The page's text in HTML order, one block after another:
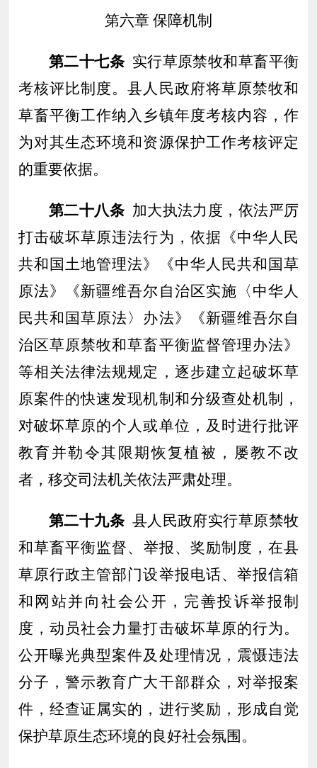
第六章 保障机制
第二十七条 实行草原禁牧和草畜平衡
考核评比制度。县人民政府将草原禁牧和
草畜平衡工作纳入乡镇年度考核内容，作
为对其生态环境和资源保护工作考核评定
的重要依据。
第二十八条 加大执法力度，依法严厉
打击破坏草原违法行为，依据《中华人民
共和国土地管理法》《中华人民共和国草
原法》
《新疆维吾尔自治区实施〈中华人
民共和国草原法〉办法》《新疆维吾尔自
治区草原禁牧和草畜平衡监督管理办法》
等相关法律法规规定，逐步建立起破坏草
原案件的快速发现机制和分级查处机制，
对破坏草原的个人或单位，及时进行批评
教育并勒令其限期恢复植被，屡教不改
者 ，移交司法机关依法严肃处理。
第二十九条 县人民政府实行草原禁牧
和草畜平衡监督、 举报 、 奖励制度，在县
草原行政主管部门设举报电话、 举报信箱
和网站并向社会公开 ， 完善投诉举报制
度，动员社会力量打击破坏草原的行为 。
公开曝光典型案件及处理情况，震慑违法
分子，警示教育广大干部群众 ， 对举报案
件，经查证属实的，进行奖励， 形成自觉
保护草原生态环境的良好社会氛围。